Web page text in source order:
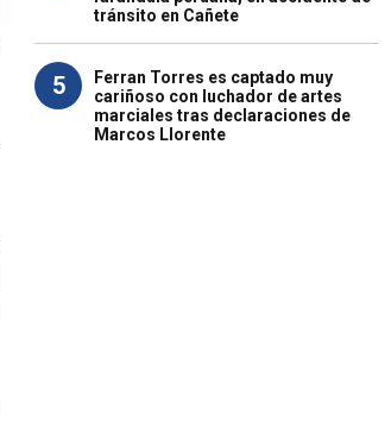
tránsito en Cañete
5
Ferran Torres es captado muy
cariñoso con luchador de artes
marciales tras declaraciones de
Marcos Llorente